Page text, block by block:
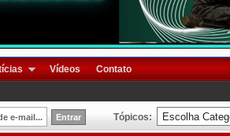
Vídeos Contato
Tópicos: